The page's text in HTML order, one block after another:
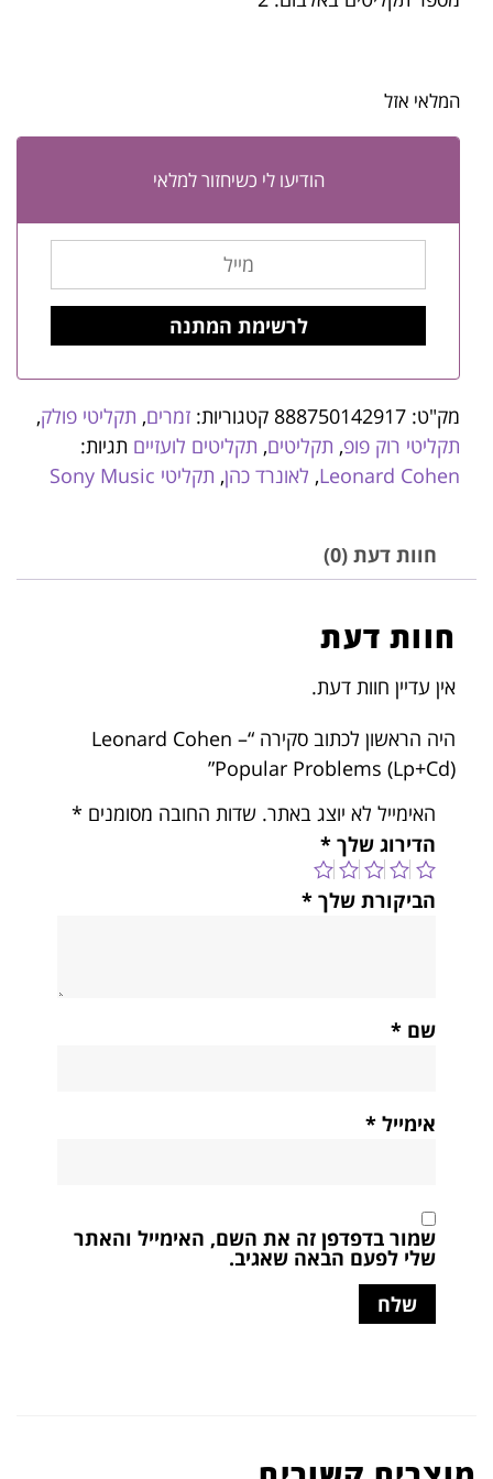
המלאי אזל
הודיעו לי כשיחזור למלאי
מק"ט: 888750142917 קטגוריות: זמרים, תקליטי פולק,
תקליטי רוק פופ, תקליטים, תקליטים לועזיים תגיות:
Leonard Cohen
, לאונרד כהן, תקליטי Sony Music
חוות דעת (0)
חוות דעת
אין עדיין חוות דעת.
היה הראשון לכתוב סקירה “Leonard Cohen –
Popular Problems (Lp+Cd)”
האימייל לא יוצג באתר. שדות החובה מסומנים *
הדירוג שלך *
הביקורת שלך *
שם *
אימייל *
שמור בדפדפן זה את השם, האימייל והאתר
שלי לפעם הבאה שאגיב.